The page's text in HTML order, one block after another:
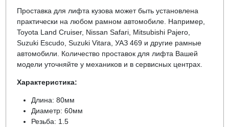
Проставка для лифта кузова может быть установлена
практически на любом рамном автомобиле. Например,
Toyota Land Cruiser, Nissan Safari, Mitsubishi Pajero,
Suzuki Escudo, Suzuki Vitara, УАЗ 469 и другие рамные
автомобили. Количество проставок для лифта Вашей
модели уточняйте у механиков и в сервисных центрах.
Характеристика:
Длина: 80мм
Диаметр: 60мм
Резьба: 1.5